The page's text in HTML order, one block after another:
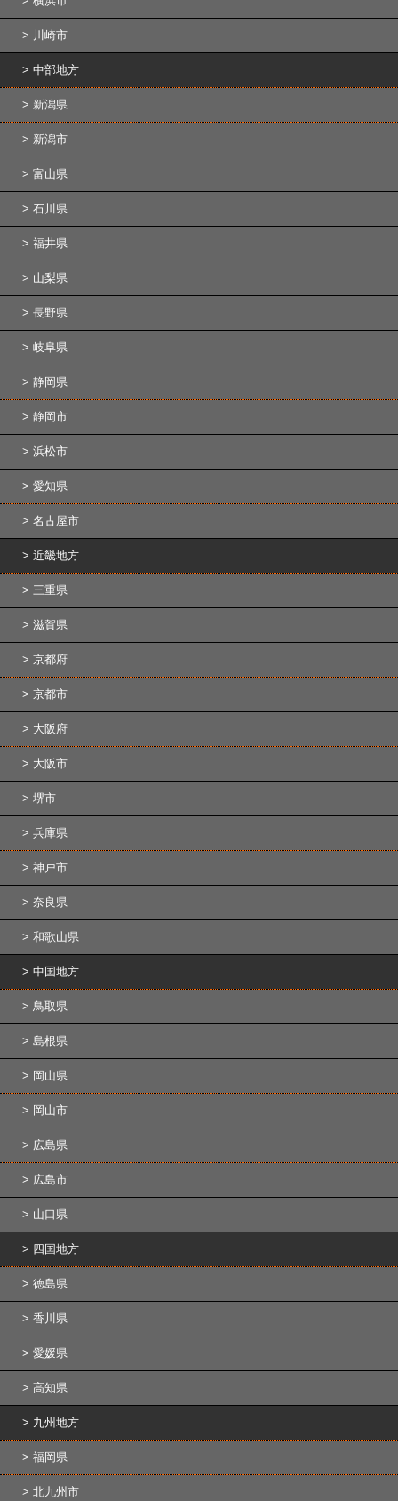
川崎市
中部地方
新潟県
新潟市
富山県
石川県
福井県
山梨県
長野県
岐阜県
静岡県
静岡市
浜松市
愛知県
名古屋市
近畿地方
三重県
滋賀県
京都府
京都市
大阪府
大阪市
堺市
兵庫県
神戸市
奈良県
和歌山県
中国地方
鳥取県
島根県
岡山県
岡山市
広島県
広島市
山口県
四国地方
徳島県
香川県
愛媛県
高知県
九州地方
福岡県
北九州市